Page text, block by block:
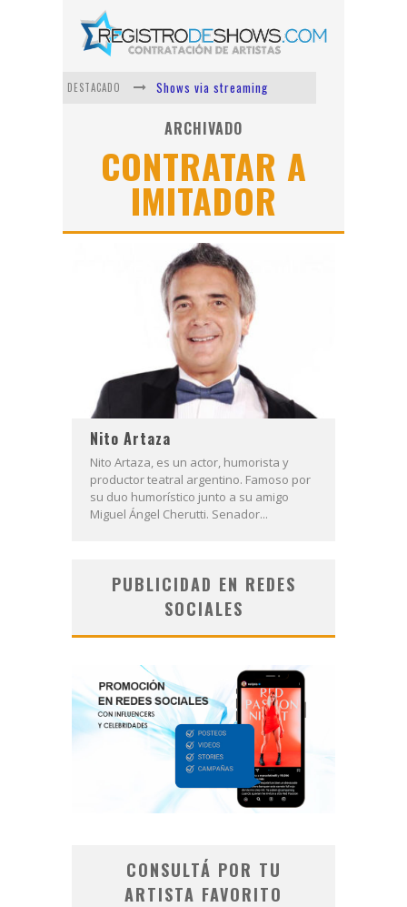
DESTACADO
Shows via streaming
Lit Killah
Nicki Nicole
Duki
Vi Em
Los Ángeles Azules
ARCHIVADO
CONTRATAR A
IMITADOR
Nito Artaza
Nito Artaza, es un actor, humorista y
productor teatral argentino. Famoso por
su duo humorístico junto a su amigo
Miguel Ángel Cherutti. Senador...
PUBLICIDAD EN REDES
SOCIALES
CONSULTÁ POR TU
ARTISTA FAVORITO